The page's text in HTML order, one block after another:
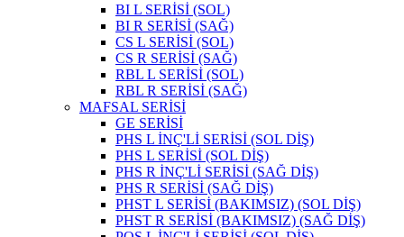
BI L SERİSİ (SOL)
BI R SERİSİ (SAĞ)
CS L SERİSİ (SOL)
CS R SERİSİ (SAĞ)
RBL L SERİSİ (SOL)
RBL R SERİSİ (SAĞ)
MAFSAL SERİSİ
GE SERİSİ
PHS L İNÇ'Lİ SERİSİ (SOL DİŞ)
PHS L SERİSİ (SOL DİŞ)
PHS R İNÇ'Lİ SERİSİ (SAĞ DİŞ)
PHS R SERİSİ (SAĞ DİŞ)
PHST L SERİSİ (BAKIMSIZ) (SOL DİŞ)
PHST R SERİSİ (BAKIMSIZ) (SAĞ DİŞ)